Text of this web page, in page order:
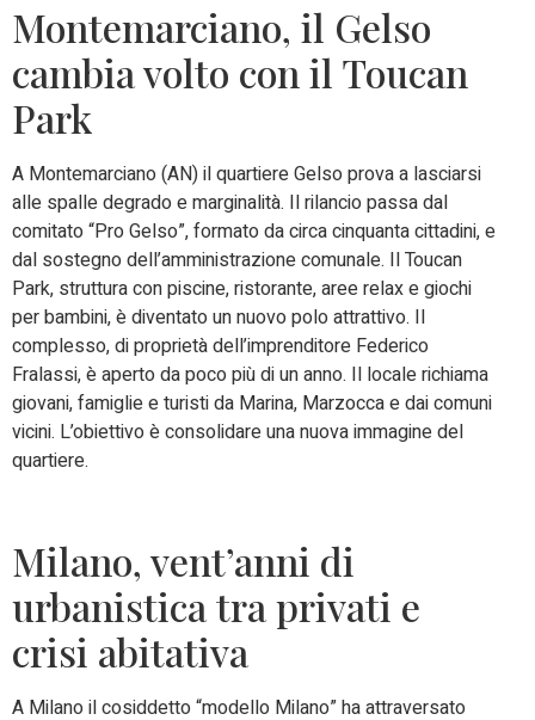
Montemarciano, il Gelso
cambia volto con il Toucan
Park
A Montemarciano (AN) il quartiere Gelso prova a lasciarsi
alle spalle degrado e marginalità. Il rilancio passa dal
comitato “Pro Gelso”, formato da circa cinquanta cittadini, e
dal sostegno dell’amministrazione comunale. Il Toucan
Park, struttura con piscine, ristorante, aree relax e giochi
per bambini, è diventato un nuovo polo attrattivo. Il
complesso, di proprietà dell’imprenditore Federico
Fralassi, è aperto da poco più di un anno. Il locale richiama
giovani, famiglie e turisti da Marina, Marzocca e dai comuni
vicini. L’obiettivo è consolidare una nuova immagine del
quartiere.
Milano, vent’anni di
urbanistica tra privati e
crisi abitativa
A Milano il cosiddetto “modello Milano” ha attraversato